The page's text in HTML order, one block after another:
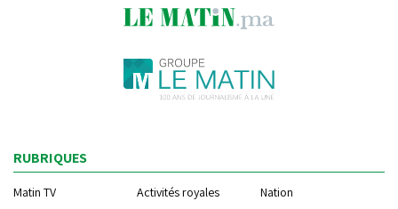
RUBRIQUES
Matin TV Activités royales
Nation